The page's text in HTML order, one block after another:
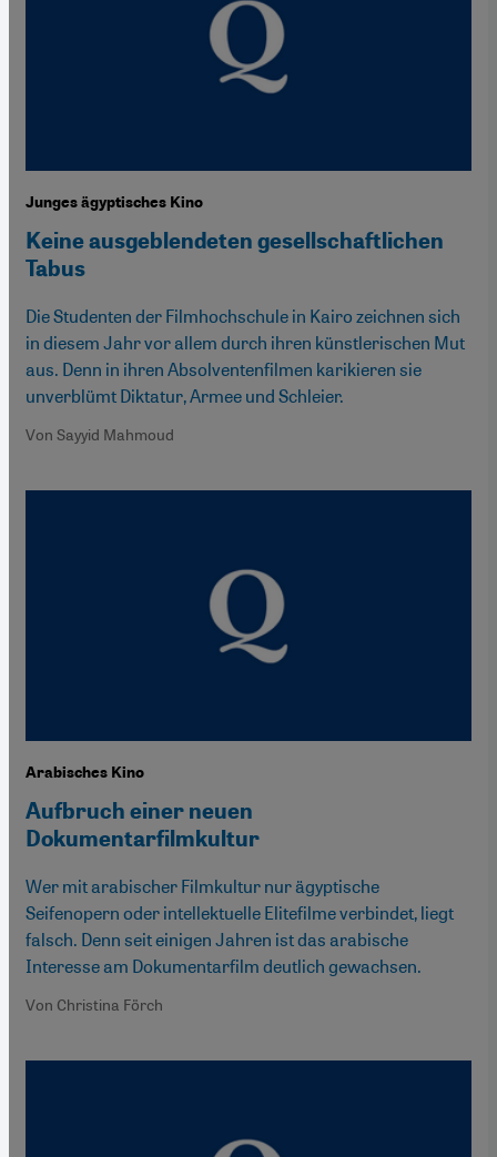
Junges ägyptisches Kino
Keine ausgeblendeten gesellschaftlichen
Tabus
Die Studenten der Filmhochschule in Kairo zeichnen sich
in diesem Jahr vor allem durch ihren künstlerischen Mut
aus. Denn in ihren Absolventenfilmen karikieren sie
unverblümt Diktatur, Armee und Schleier.
Von Sayyid Mahmoud
Arabisches Kino
Aufbruch einer neuen
Dokumentarfilmkultur
Wer mit arabischer Filmkultur nur ägyptische
Seifenopern oder intellektuelle Elitefilme verbindet, liegt
falsch. Denn seit einigen Jahren ist das arabische
Interesse am Dokumentarfilm deutlich gewachsen.
Von Christina Förch